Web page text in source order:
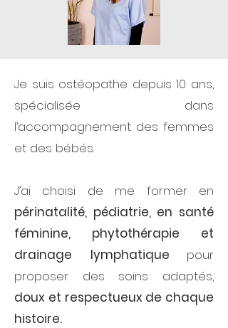
Je suis ostéopathe depuis 10 ans,
spécialisée dans
l’accompagnement des femmes
et des bébés.
J’ai choisi de me former en
périnatalité, pédiatrie, en santé
féminine, phytothérapie et
drainage
lymphatique pour
proposer des soins adaptés,
doux et respectueux de chaque
histoire.